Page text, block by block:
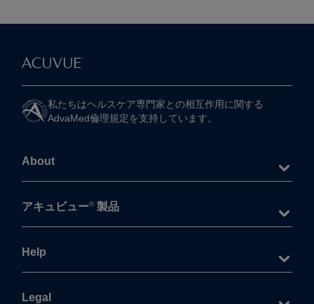
私たちは​ヘルスケア専門家との​相互作用に​関する​
AdvaMed倫理規定を​支持しています。
About
アキュビュー® 製品
Help
Legal